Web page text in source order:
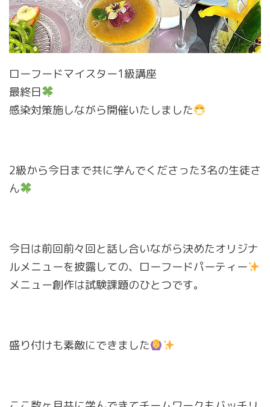
ローフードマイスター1級講座
最終日
感染対策施しながら開催いたしました
2級から今日まで共に学んでくださった3名の生徒さ
ん
今日は前回前々回と話し合いながら決めたオリジナ
ルメニューを披露しての、ローフードパーティー
メニュー創作は試験課題のひとつです。
盛り付けも素敵にできました